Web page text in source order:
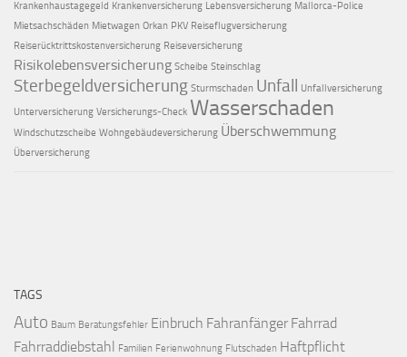
Krankenhaustagegeld Krankenversicherung Lebensversicherung Mallorca-Police
Mietsachschäden Mietwagen Orkan PKV Reiseflugversicherung
Reiserücktrittskostenversicherung Reiseversicherung
Risikolebensversicherung Scheibe Steinschlag
Sterbegeldversicherung Sturmschaden Unfall Unfallversicherung
Unterversicherung Versicherungs-Check Wasserschaden
Windschutzscheibe Wohngebäudeversicherung Überschwemmung
Überversicherung
TAGS
Auto Baum Beratungsfehler Einbruch Fahranfänger Fahrrad
Fahrraddiebstahl Familien Ferienwohnung Flutschaden Haftpflicht